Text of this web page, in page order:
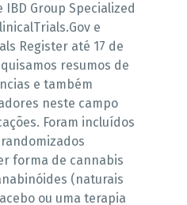
IBD Group Specialized
e
Register até 17 de
resumos de
e também
neste campo
Foram incluídos
forma de cannabis
(naturais
ou uma terapia